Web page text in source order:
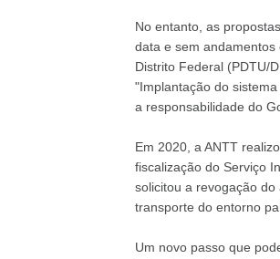
No entanto, as
data e sem
Distrito Federal (PDTU/
"Implantação do
a responsabilidade do
Em 2020, a ANTT
fiscalização do Serviço
solicitou a revogação
transporte do entorno
Um novo passo que